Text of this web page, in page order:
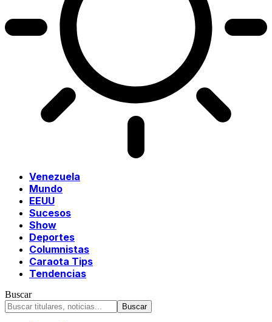
Venezuela
Mundo
EEUU
Sucesos
Show
Deportes
Columnistas
Caraota Tips
Tendencias
Buscar